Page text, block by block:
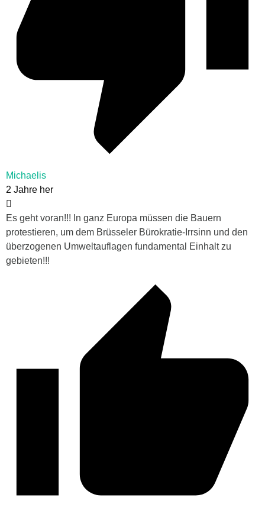
Michaelis
2 Jahre her
Es geht voran!!! In ganz Europa müssen die Bauern
protestieren, um dem Brüsseler Bürokratie-Irrsinn und den
überzogenen Umweltauflagen fundamental Einhalt zu
gebieten!!!